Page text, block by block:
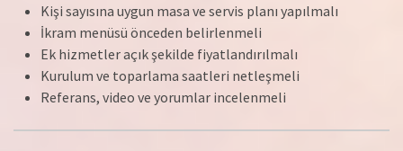
Kişi sayısına uygun masa ve servis planı yapılmalı
İkram menüsü önceden belirlenmeli
Ek hizmetler açık şekilde fiyatlandırılmalı
Kurulum ve toparlama saatleri netleşmeli
Referans, video ve yorumlar incelenmeli